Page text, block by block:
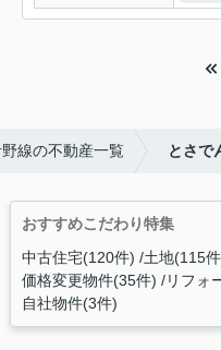
線の不動産一覧 とさで
おすすめこだわり特集
中古住宅(120件) 土地(115
価格変更物件(35件) リフォ
自社物件(3件)